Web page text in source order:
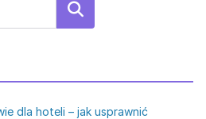
Szukaj
dla hoteli – jak usprawnić